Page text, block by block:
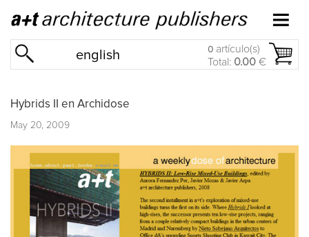
english 0 artículo(s)
Total: 0.00 €
Hybrids II en Archidose
May 20, 2009